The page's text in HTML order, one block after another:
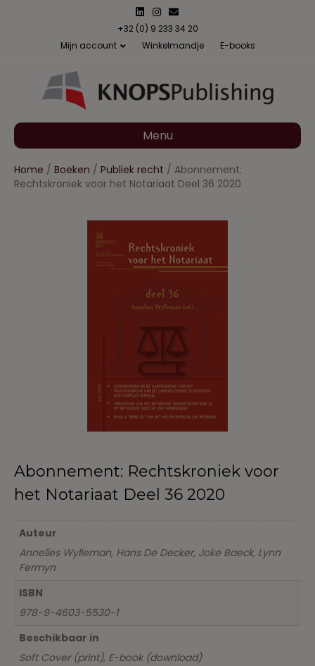
n
n
s
a
m
m
a
l
+32 (0) 9 233 34 20
Mijn account
Winkelmandje E-books
Menu
Home / Boeken / Publiek recht / Abonnement:
Rechtskroniek voor het Notariaat Deel 36 2020
Abonnement: Rechtskroniek voor
het Notariaat Deel 36 2020
Auteur
Annelies Wylleman, Hans De Decker, Joke Baeck, Lynn
Fermyn
ISBN
978-9-4603-5530-1
Beschikbaar in
Soft Cover (print), E-book (download)